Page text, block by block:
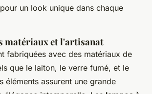
un look unique dans chaque
matériaux et l'artisanat
fabriquées avec des matériaux de
que le laiton, le verre fumé, et le
éléments assurent une grande